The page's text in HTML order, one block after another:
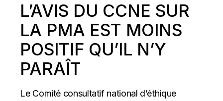
L’AVIS DU CCNE SUR
LA PMA EST MOINS
POSITIF QU’IL N’Y
PARAÎT
Le Comité consultatif national d’éthique